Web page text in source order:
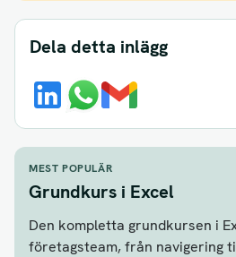
Dela detta inlägg
MEST POPULÄR
Grundkurs i Excel
Den kompletta grundkursen i
företagsteam, från navigering